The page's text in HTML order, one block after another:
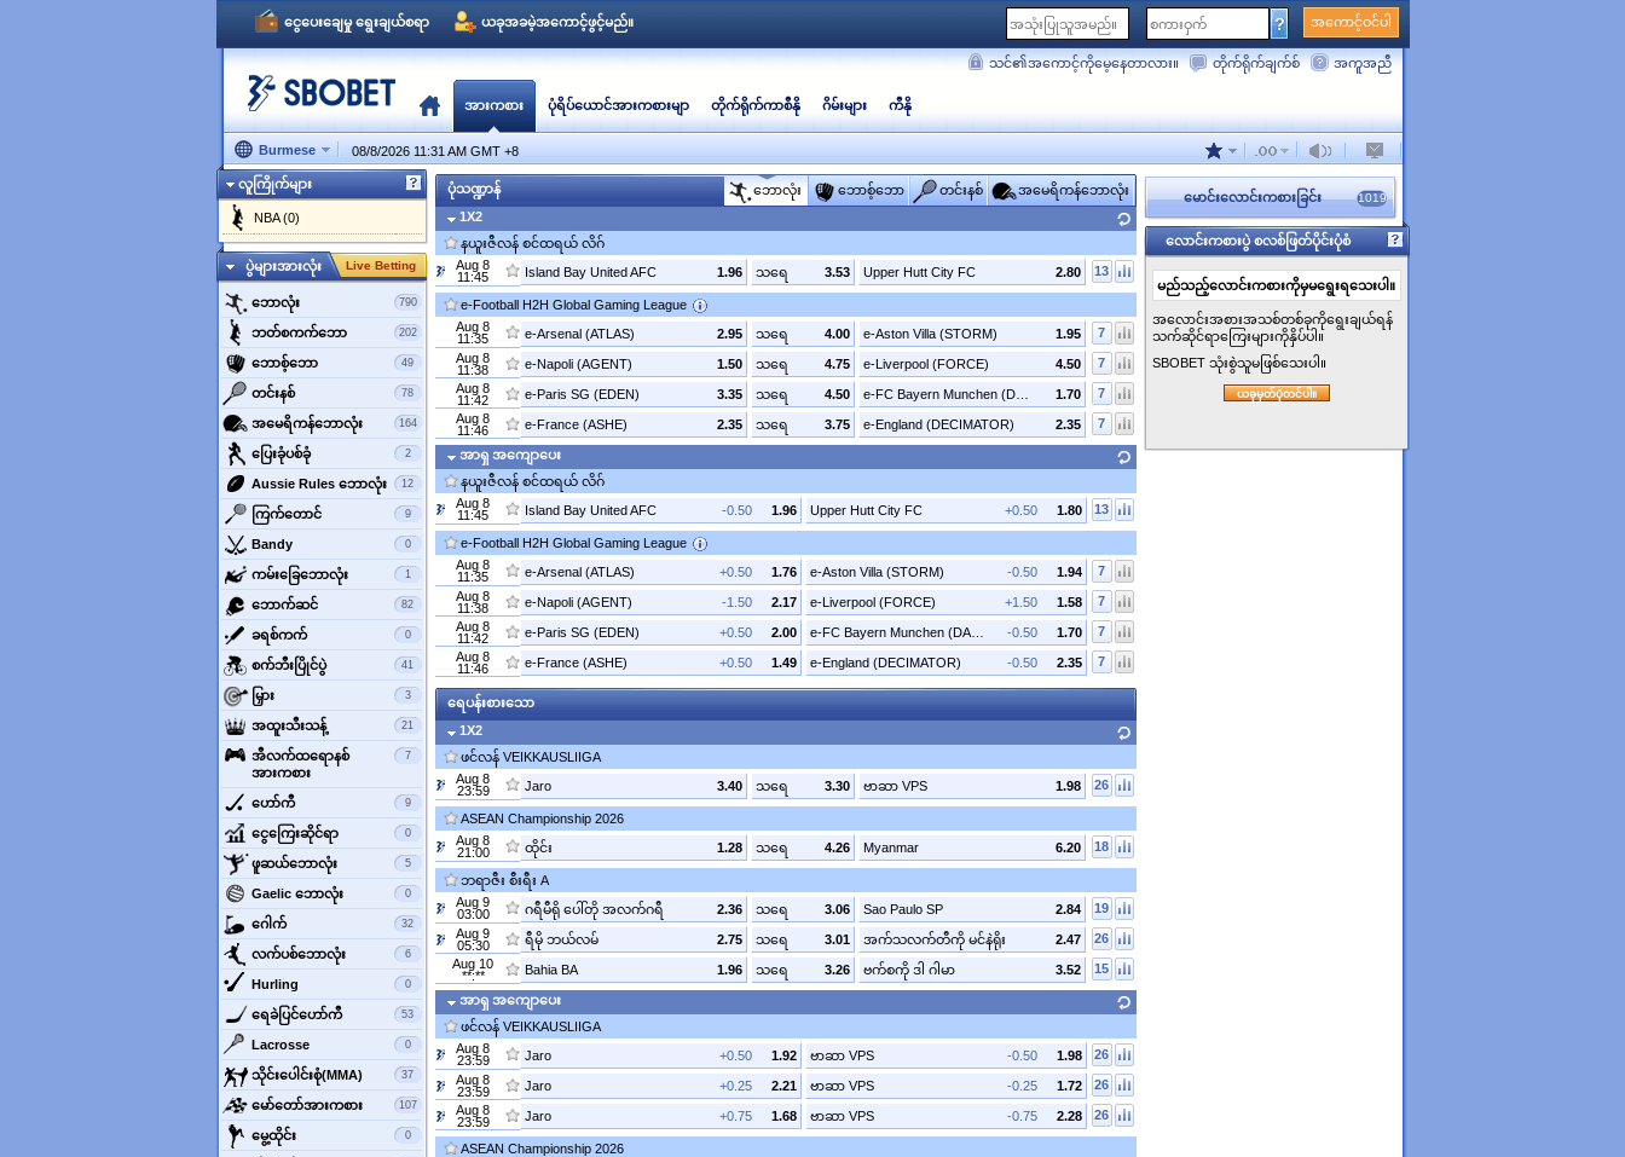
အကောင့်ဝင်ပါ
ငွေပေးချေမှု ရွေးချယ်စရာ ယခုအခမဲ့အကောင့်ဖွင့်မည်။
သင်၏အကောင့်ကိုမေ့နေတာလား။ တိုက်ရိုက်ချက်စ် အကူအညီ
အားကစား ပုံရိပ်ယောင်အားကစားမျာ တိုက်ရိုက်ကာစီနို ဂိမ်းများ ကီနို
Burmese 08/8/2026 11:31 AM GMT +8
လူကြိုက်များ
NBA (0)
ပွဲများအားလုံး Live Betting
‌ဘောလုံး 790
ဘတ်စကက်ဘော 202
‌ဘောစ့်‌ဘော 49
‌တင်းနစ် 78
အမေရိကန်ဘောလုံး 164
‌ပြေးခုံပစ်ခုံ 2
‌Aussie Rules ဘောလုံး 12
‌ကြက်တောင် 9
‌Bandy 0
‌ကမ်းခြေဘောလုံး 1
‌ဘောက်ဆင် 82
‌ခရစ်ကက် 0
‌စက်ဘီးပြိုင်ပွဲ 41
‌မြှား 3
‌အထူးသီးသန့် 21
‌အီလက်ထရောနစ်
အားကစား
7
ဟော်ကီ 9
‌ငွေကြေးဆိုင်ရာ 0
‌ဖူဆယ်ဘောလုံး 5
‌Gaelic ဘောလုံး 0
‌ဂေါက် 32
‌လက်ပစ်ဘောလုံး 6
‌Hurling 0
ရေခဲပြင်ဟော်ကီ 53
‌Lacrosse 0
‌သိုင်းပေါင်းစုံ(MMA) 37
‌မော်တော်အားကစား 107
‌မွေ့ထိုင်း 0
ပုံသဏ္ဍာန် ‌ဘောလုံး ‌ဘောစ့်‌ဘော ‌တင်းနစ်
အမေရိကန်ဘောလုံး
1X2
နယူးဇီလန် စင်ထရယ် လိဂ်
Aug 8
11:45
1.96
Island Bay United AFC 3.53
သရေ 2.80
Upper Hutt City FC 13
e-Football H2H Global Gaming League
Aug 8
11:35
2.95
e-Arsenal (ATLAS) 4.00
သရေ 1.95
e-Aston Villa (STORM)
7
Aug 8
11:38
1.50
e-Napoli (AGENT) 4.75
သရေ 4.50
e-Liverpool (FORCE)
7
Aug 8
11:42
3.35
e-Paris SG (EDEN) 4.50
သရေ 1.70
e-FC Bayern Munchen (DANTE)
7
Aug 8
11:46
2.35
e-France (ASHE) 3.75
သရေ 2.35
e-England (DECIMATOR) 7
အာရှ အကျောပေး
နယူးဇီလန် စင်ထရယ် လိဂ်
Aug 8
11:45
1.96
-0.50
Island Bay United AFC 1.80
+0.50
Upper Hutt City FC 13
e-Football H2H Global Gaming League
Aug 8
11:35
1.76
+0.50
e-Arsenal (ATLAS) 1.94
-0.50
e-Aston Villa (STORM)
7
Aug 8
11:38
2.17
-1.50
e-Napoli (AGENT) 1.58
+1.50
e-Liverpool (FORCE)
7
Aug 8
11:42
2.00
+0.50
e-Paris SG (EDEN) 1.70
-0.50
e-FC Bayern Munchen (DANTE)
7
Aug 8
11:46
1.49
+0.50
e-France (ASHE) 2.35
-0.50
e-England (DECIMATOR) 7
ရေပန်းစားသော
1X2
ဖင်လန် VEIKKAUSLIIGA
Aug 8
23:59
3.40
Jaro 3.30
သရေ 1.98
ဗာဆာ VPS 26
ASEAN Championship 2026
Aug 8
21:00
1.28
ထိုင်း 4.26
သရေ 6.20
Myanmar 18
ဘရာဇီး စီးရီး A
Aug 9
03:00
2.36
ဂရီမီရို ပေါ်တို အလက်ဂရီ 3.06
သရေ 2.84
Sao Paulo SP
19
Aug 9
05:30
2.75
ရီမို ဘယ်လမ် 3.01
သရေ 2.47
အက်သလက်တီကို မင်နဲရိုး
26
Aug 10
**:**
1.96
Bahia BA 3.26
သရေ 3.52
ဗက်စကို ဒါ ဂါမာ 15
အာရှ အကျောပေး
ဖင်လန် VEIKKAUSLIIGA
Aug 8
23:59
1.92
+0.50
Jaro 1.98
-0.50
ဗာဆာ VPS
26
Aug 8
23:59
2.21
+0.25
Jaro 1.72
-0.25
ဗာဆာ VPS
26
Aug 8
23:59
1.68
+0.75
Jaro 2.28
-0.75
ဗာဆာ VPS 26
ASEAN Championship 2026
မောင်းလောင်းကစားခြင်း 1019
လောင်းကစားပွဲ စလစ်ဖြတ်ပိုင်းပုံစံ
မည်သည့်လောင်းကစားကိုမှမရွေးရသေးပါ။
အလောင်းအစားအသစ်တစ်ခုကိုရွေးချယ်ရန်
သက်ဆိုင်ရာကြေးများကိုနှိပ်ပါ။
SBOBET သုံးစွဲသူမဖြစ်သေးပါ။
ယခုမှတ်ပုံတင်ပါ။